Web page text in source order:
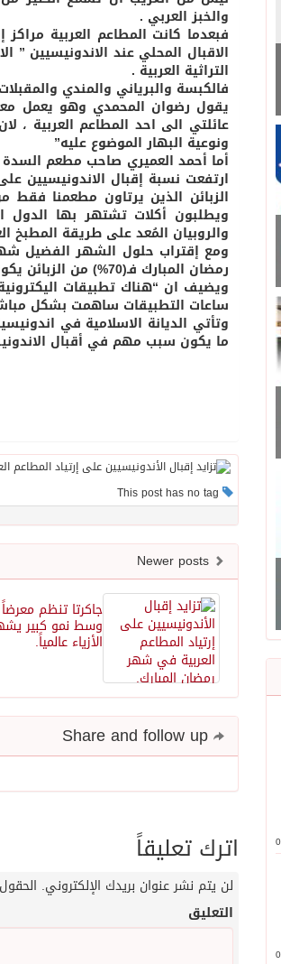
والخبز العربي .
فبعدما كانت المطاعم العربية
الاقبال المحلي عند الاندونيسيين
التراثية العربية .
فالكبسة والبرياني والمندي
يقول رضوان المحمدي وهو يعمل
عائلتي الى احد المطاعم العربية
ونوعية البهار الموضوع عليه”
أما أحمد العميري صاحب مطعم السدة
ارتفعت نسبة إقبال الاندونيسيين
الزبائن الذين يرتاون مطعمنا فقط
ويطلبون أكلات تشتهر بها الدول
والروبيان المُعد على طريقة المطبخ
ومع إقتراب حلول الشهر الفضيل
رمضان المبارك فـ(70%) من الزبائن يكونون اندونيسيين ، لان أغلب السياح العرب يقضون الشهر الفضيل في بلدانهم “.
ويضيف ان “هناك تطبيقات
ساعات التطبيقات ساهمت بشكل
وتأتي الديانة الاسلامية في
ما يكون سبب مهم في أقبال
جاكرتا تنظم معرضاً
وسط نمو كبير
الأزياء عالمياً.
اترك تعليقاً
لن يتم نشر عنوان بريدك الإلكتروني.
التعليق